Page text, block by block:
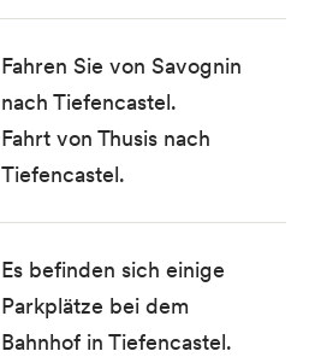
Fahren Sie von Savognin
nach Tiefencastel.
Fahrt von Thusis nach
Tiefencastel.
Es befinden sich einige
Parkplätze bei dem
Bahnhof in Tiefencastel.